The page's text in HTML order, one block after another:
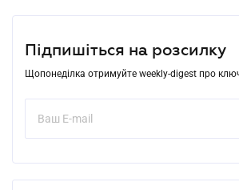
Підпишіться на розсилку
Щопонеділка отримуйте weekly-digest про